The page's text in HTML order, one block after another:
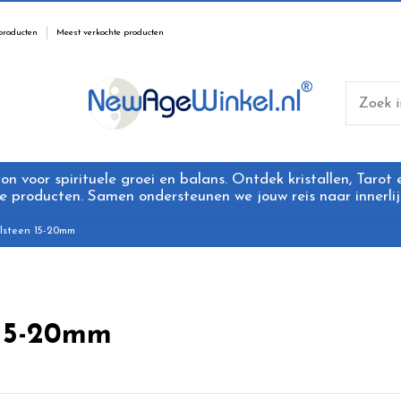
Meest verkochte producten
voor spirituele groei en balans. Ontdek kristallen, Tarot
Samen ondersteunen we jouw reis naar
15-20mm
20mm